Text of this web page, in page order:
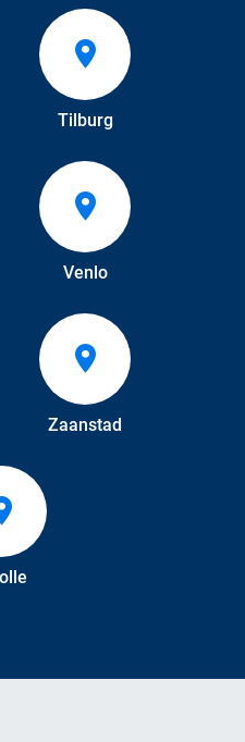
Tilburg
Venlo
Zaanstad